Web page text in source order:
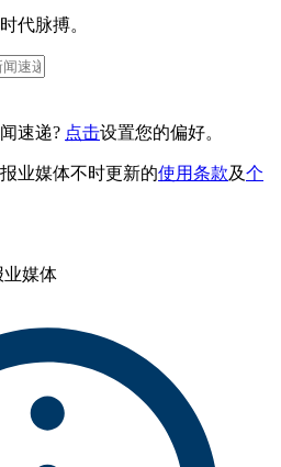
代脉搏。
速递? 点击设置您的偏好。
业媒体不时更新的使用条款及个
业媒体